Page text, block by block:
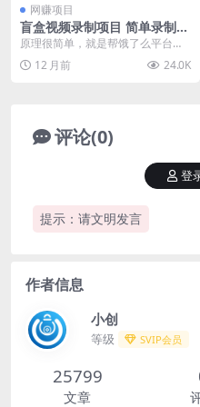
网赚项目
盲盒视频录制项目 简单录制视
频 一单3-10元 单号收益500
原理很简单，就是帮饿了么平台寻
找优质商户，方便平台进行对接。
通过做平台的任务，我...
12 月前 24.0K
评论(0)
提示：请文明发言
登
作者信息
小创
等级 SVIP会员
25799
文章